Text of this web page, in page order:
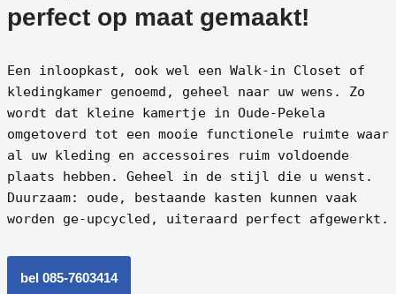
perfect op maat gemaakt!
Een inloopkast, ook wel een Walk-in Closet of
kledingkamer genoemd, geheel naar uw wens. Zo
wordt dat kleine kamertje in Oude-Pekela
omgetoverd tot een mooie functionele ruimte waar
al uw kleding en accessoires ruim voldoende
plaats hebben. Geheel in de stijl die u wenst.
Duurzaam: oude, bestaande kasten kunnen vaak
worden ge-upcycled, uiteraard perfect afgewerkt.
bel 085-7603414